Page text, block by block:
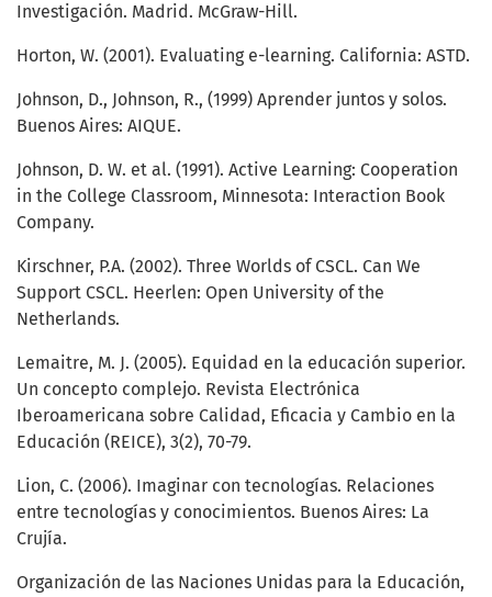
Investigación. Madrid. McGraw-Hill.
Horton, W. (2001). Evaluating e-learning. California: ASTD.
Johnson, D., Johnson, R., (1999) Aprender juntos y solos.
Buenos Aires: AIQUE.
Johnson, D. W. et al. (1991). Active Learning: Cooperation
in the College Classroom, Minnesota: Interaction Book
Company.
Kirschner, P.A. (2002). Three Worlds of CSCL. Can We
Support CSCL. Heerlen: Open University of the
Netherlands.
Lemaitre, M. J. (2005). Equidad en la educación superior.
Un concepto complejo. Revista Electrónica
Iberoamericana sobre Calidad, Eficacia y Cambio en la
Educación (REICE), 3(2), 70-79.
Lion, C. (2006). Imaginar con tecnologías. Relaciones
entre tecnologías y conocimientos. Buenos Aires: La
Crujía.
Organización de las Naciones Unidas para la Educación,